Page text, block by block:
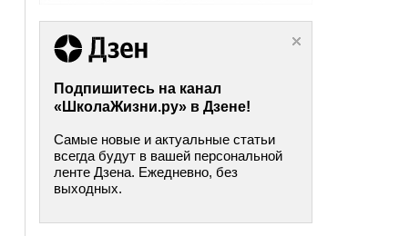
Подпишитесь на канал
«ШколаЖизни.ру» в Дзене!
Самые новые и актуальные статьи
всегда будут в вашей персональной
ленте Дзена. Ежедневно, без
выходных.